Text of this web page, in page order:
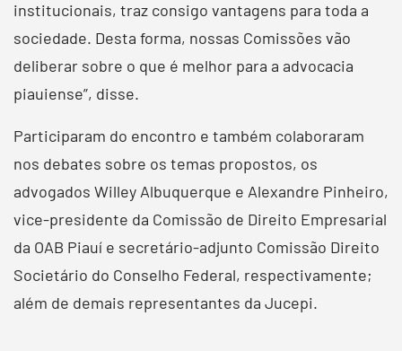
institucionais, traz consigo vantagens para toda a
sociedade. Desta forma, nossas Comissões vão
deliberar sobre o que é melhor para a advocacia
piauiense”, disse.
Participaram do encontro e também colaboraram
nos debates sobre os temas propostos, os
advogados Willey Albuquerque e Alexandre Pinheiro,
vice-presidente da Comissão de Direito Empresarial
da OAB Piauí e secretário-adjunto Comissão Direito
Societário do Conselho Federal, respectivamente;
além de demais representantes da Jucepi.